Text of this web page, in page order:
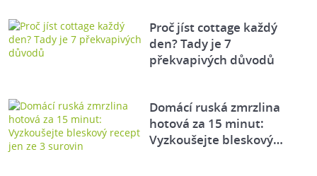
Proč jíst cottage každý
den? Tady je 7
překvapivých důvodů
Domácí ruská zmrzlina
hotová za 15 minut:
Vyzkoušejte bleskový…